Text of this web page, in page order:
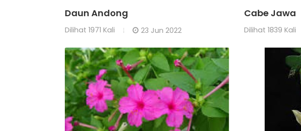
Daun Andong
Dilihat 1971 Kali 23 Jun 2022
Cabe Jawa
Dilihat 1839 Kali